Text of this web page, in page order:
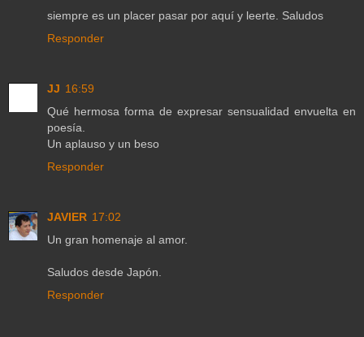
siempre es un placer pasar por aquí y leerte. Saludos
Responder
JJ 16:59
Qué hermosa forma de expresar sensualidad envuelta en
poesía.
Un aplauso y un beso
Responder
JAVIER 17:02
Un gran homenaje al amor.
Saludos desde Japón.
Responder